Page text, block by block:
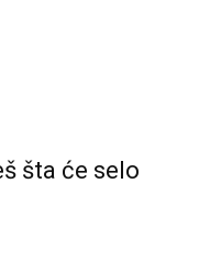
šta će selo